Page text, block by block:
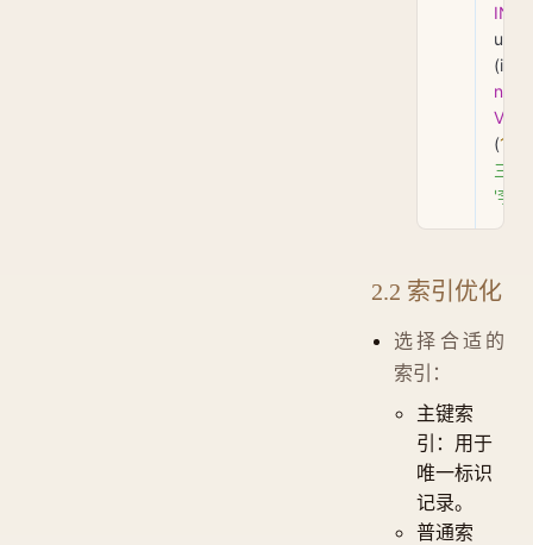
(1
三'
'李
2.2 索引优化
选择合适的
索引：
主键索
引：用于
唯一标识
记录。
普通索